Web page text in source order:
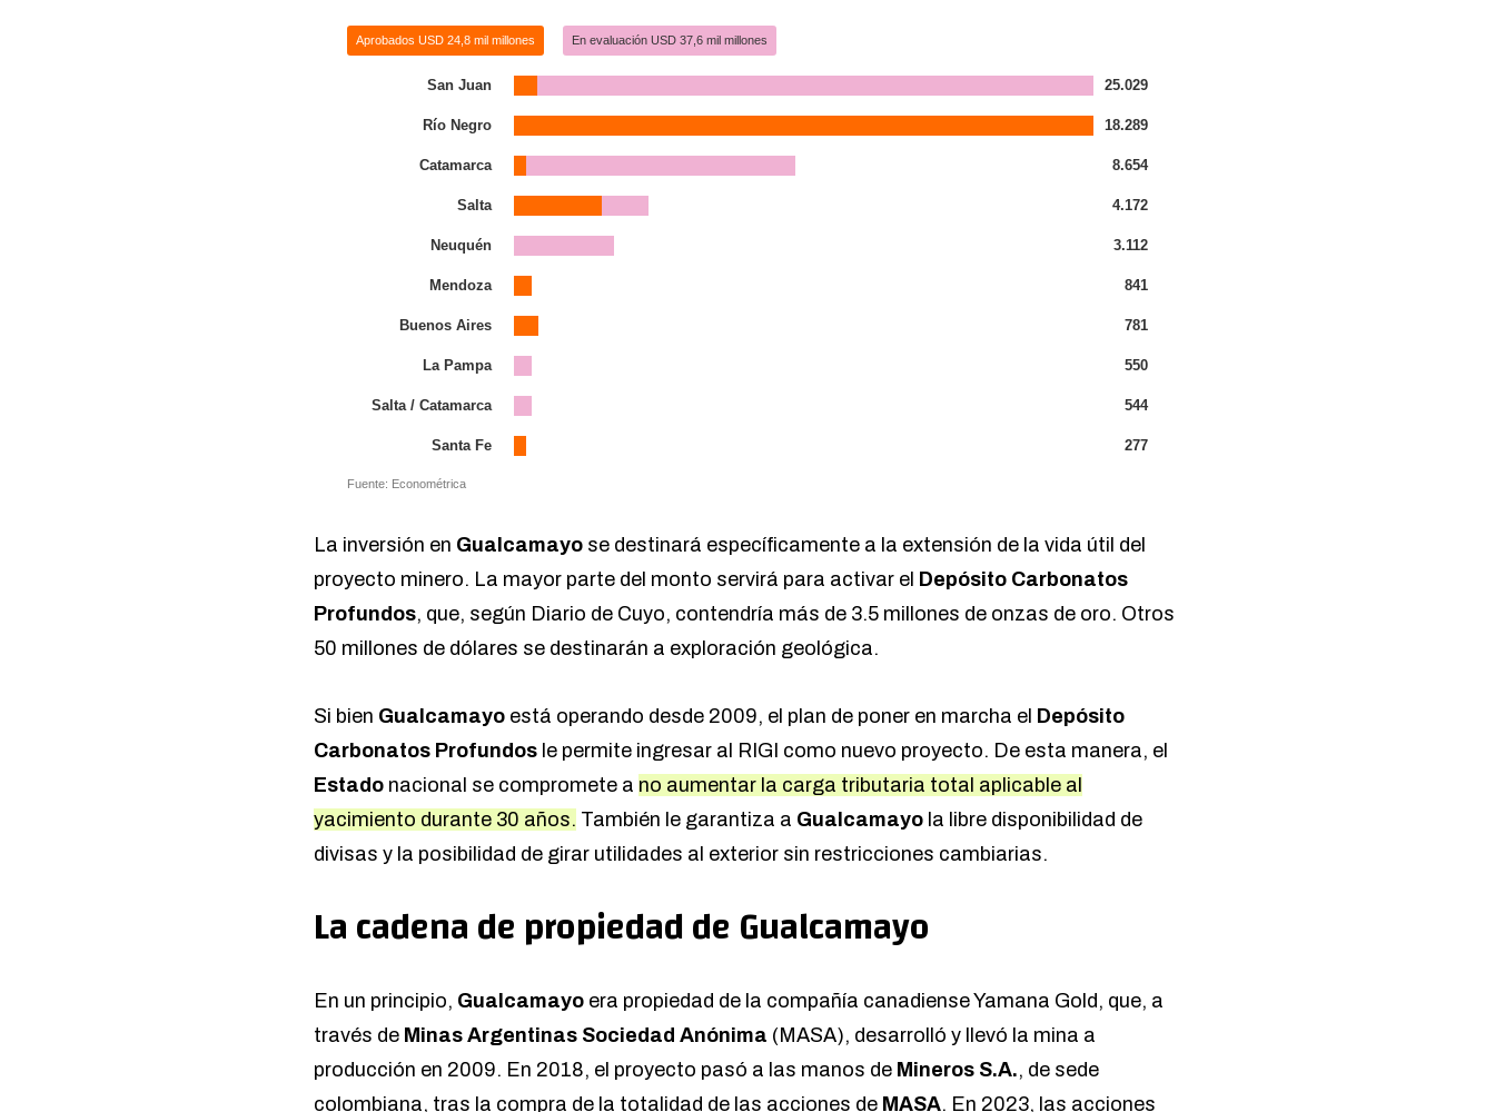
Aprobados USD 24,8 mil millones En evaluación USD 37,6 mil millones
San Juan 25.029
Río Negro 18.289
Catamarca 8.654
Salta 4.172
Neuquén 3.112
Mendoza 841
Buenos Aires 781
La Pampa 550
Salta / Catamarca 544
Santa Fe 277
Fuente: Econométrica
La inversión en Gualcamayo se destinará específicamente a la extensión de la vida útil del
proyecto minero. La mayor parte del monto servirá para activar el Depósito Carbonatos
Profundos, que, según Diario de Cuyo, contendría más de 3.5 millones de onzas de oro. Otros
50 millones de dólares se destinarán a exploración geológica.
Si bien Gualcamayo está operando desde 2009, el plan de poner en marcha el Depósito
Carbonatos Profundos le permite ingresar al RIGI como nuevo proyecto. De esta manera, el
Estado nacional se compromete a no aumentar la carga tributaria total aplicable al
yacimiento durante 30 años. También le garantiza a Gualcamayo la libre disponibilidad de
divisas y la posibilidad de girar utilidades al exterior sin restricciones cambiarias.
La cadena de propiedad de Gualcamayo
En un principio, Gualcamayo era propiedad de la compañía canadiense Yamana Gold, que, a
través de Minas Argentinas Sociedad Anónima (MASA), desarrolló y llevó la mina a
producción en 2009. En 2018, el proyecto pasó a las manos de Mineros S.A., de sede
colombiana, tras la compra de la totalidad de las acciones de MASA. En 2023, las acciones